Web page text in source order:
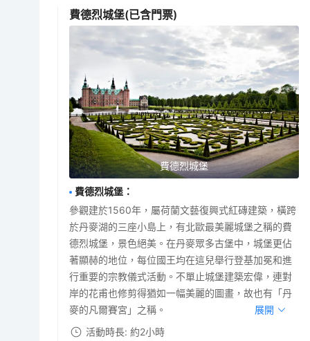
費德烈城堡(已含門票)
費德烈城堡
費德烈城堡 ：
參觀建於1560年，屬荷蘭文藝復興式紅磚建築，橫跨
於丹麥湖的三座小島上，有北歐最美麗城堡之稱的費
德烈城堡，景色絕美。在丹麥眾多古堡中，城堡更佔
著顯赫的地位，每位國王均在這兒舉行登基加冕和進
行重要的宗教儀式活動。不單止城堡建築宏偉，連對
岸的花甫也修剪得猶如一幅美麗的圖畫，故也有「丹
麥的凡爾賽宮」之稱。
展開
活動時長: 約2小時